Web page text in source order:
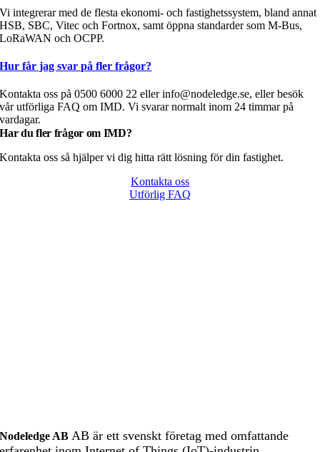
Vi integrerar med de flesta ekonomi- och fastighetssystem, bland annat
HSB, SBC, Vitec och Fortnox, samt öppna standarder som M-Bus,
LoRaWAN och OCPP.
Hur får jag svar på fler frågor?
Kontakta oss på 0500 6000 22 eller info@nodeledge.se, eller besök
vår utförliga FAQ om IMD. Vi svarar normalt inom 24 timmar på
vardagar.
Har du fler frågor om IMD?
Kontakta oss så hjälper vi dig hitta rätt lösning för din fastighet.
Kontakta oss
Utförlig FAQ
Nodeledge AB AB är ett svenskt företag med omfattande